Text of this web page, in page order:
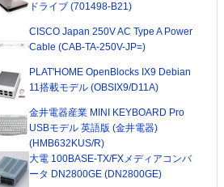
ドライブ (701498-B21)
CISCO Japan 250V AC Type A Power
Cable (CAB-TA-250V-JP=)
PLAT'HOME OpenBlocks IX9 Debian
11搭載モデル (OBSIX9/D11A)
金井電器産業 MINI KEYBOARD Pro
USBモデル 英語版 (金井電器)
(HMB632KUS/R)
大電 100BASE-TX/FXメディアコンバ
ータ DN2800GE (DN2800GE)